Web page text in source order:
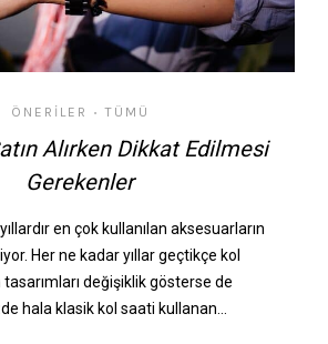
ÖNERILER • TÜMÜ
Alırken Dikkat Edilmesi
Gerekenler
en çok kullanılan aksesuarların
Her ne kadar yıllar geçtikçe kol
değişiklik gösterse de
hala klasik kol saati kullanan…